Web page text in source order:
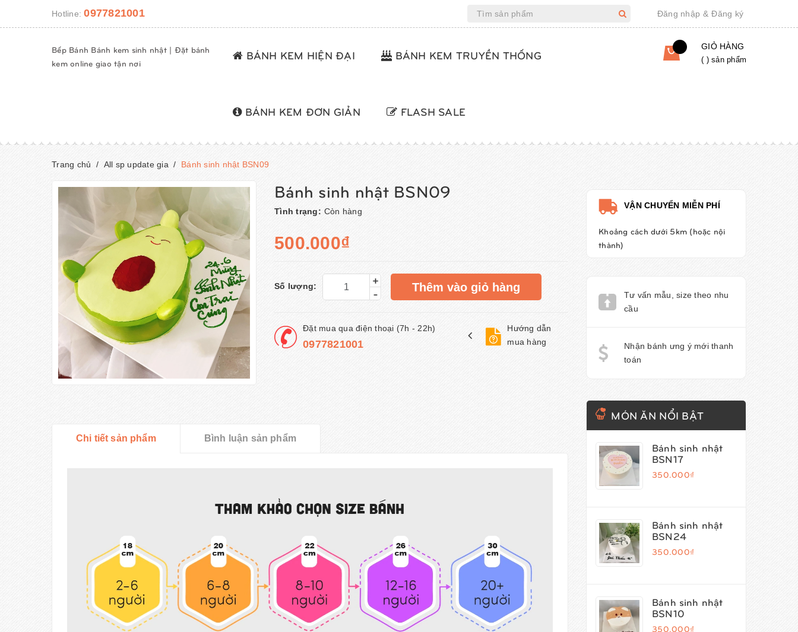
Hotline:0977821001 Đăng nhập & Đăng ký
Bếp Bánh Bánh kem sinh nhật | Đặt bánh
kem online giao tận nơi
BÁNH KEM HIỆN ĐẠI BÁNH KEM TRUYỀN THỐNG
BÁNH KEM ĐƠN GIẢN FLASH SALE
GIỎ HÀNG
( ) sản phẩm
Trang chủ / All sp update gia / Bánh sinh nhật BSN09
Bánh sinh nhật BSN09
Tình trạng: Còn hàng
500.000₫
Số lượng:
+
-
Thêm vào giỏ hàng
Đặt mua qua điện thoại (7h - 22h)
0977821001
Hướng dẫn
mua hàng
Chi tiết sản phẩm Bình luận sản phẩm
VẬN CHUYỂN MIỄN PHÍ
Khoảng cách dưới 5km (hoặc nội
thành)
Tư vấn mẫu, size theo nhu
cầu
Nhận bánh ưng ý mới thanh
toán
MÓN ĂN NỔI BẬT
Bánh sinh nhật
BSN17
350.000₫
Bánh sinh nhật
BSN24
350.000₫
Bánh sinh nhật
BSN10
350.000₫